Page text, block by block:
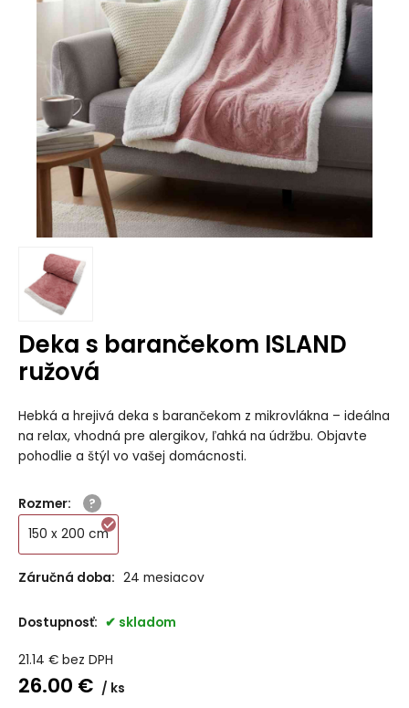
Deka s barančekom ISLAND
ružová
Hebká a hrejivá deka s barančekom z mikrovlákna – ideálna
na relax, vhodná pre alergikov, ľahká na údržbu. Objavte
pohodlie a štýl vo vašej domácnosti.
Rozmer:
150 x 200 cm
Záručná doba: 24 mesiacov
Dostupnosť: skladom
21.14 € bez DPH
26.00 € ks